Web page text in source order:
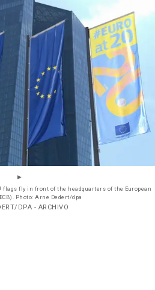
flags fly in front of the headquarters of the European
Photo: Arne Dedert/dpa
DPA - ARCHIVO